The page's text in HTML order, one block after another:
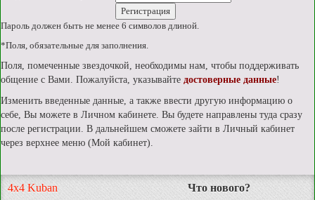
Пароль должен быть не менее 6 символов длиной.
*Поля, обязательные для заполнения.
Поля, помеченные звездочкой, необходимы нам, чтобы поддерживать
общение с Вами. Пожалуйста, указывайте достоверные данные!
Изменить введенные данные, а также ввести другую информацию о
себе, Вы можете в Личном кабинете. Вы будете направлены туда сразу
после регистрации. В дальнейшем сможете зайти в Личный кабинет
через верхнее меню (Мой кабинет).
4x4 Kuban Что нового?